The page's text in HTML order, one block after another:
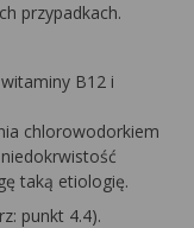
przypadkach.
B12 i
chlorowodorkiem
taką etiologię.
punkt 4.4).